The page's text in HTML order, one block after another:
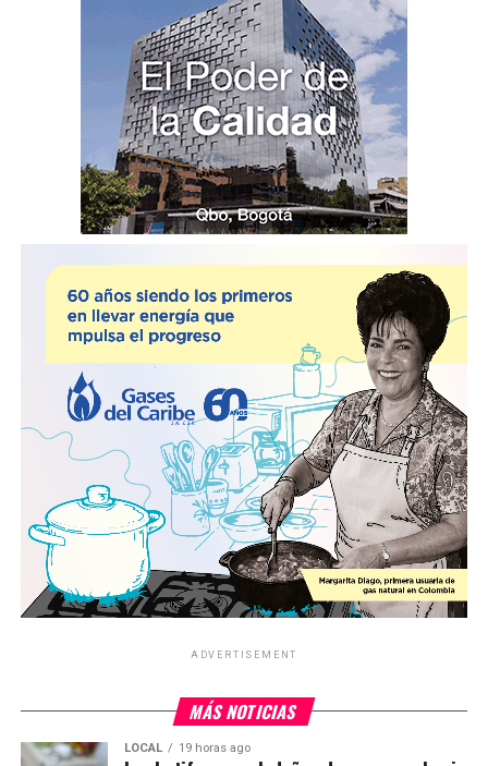
ADVERTISEMENT
MÁS NOTICIAS
LOCAL 19 horas ago